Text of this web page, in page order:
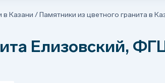
в Казани /Памятники из цветного гранита в
Елизовский,